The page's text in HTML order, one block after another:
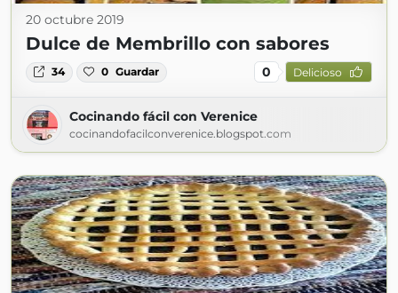
20 octubre 2019
Dulce de Membrillo con sabores
34 0 Guardar 0 Delicioso
Cocinando fácil con Verenice
cocinandofacilconverenice.blogspot.com